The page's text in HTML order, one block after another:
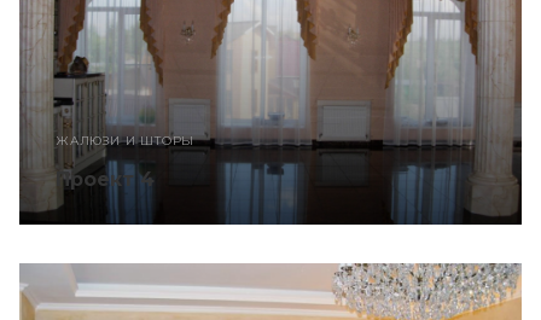
ЖАЛЮЗИ И ШТОРЫ
Проект 4